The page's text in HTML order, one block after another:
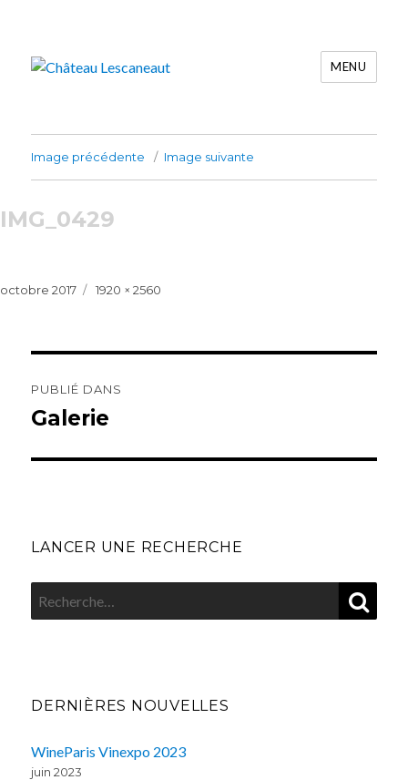
MENU
Image précédente Image suivante
IMG_0429
Publié
octobre 2017
Taille
1920 × 2560
de
l’article
PUBLIÉ DANS
Galerie
LANCER UNE RECHERCHE
pour
DERNIÈRES NOUVELLES
WineParis Vinexpo 2023
juin 2023